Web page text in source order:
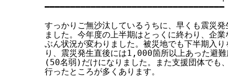
━━━━━━━━━━━━━━━━━━━━━━━━━━━━━━━━━━━
すっかりご無沙汰しているうちに、早くも震災
ました。今年度の上半期はとっくに終わり、企
ぶん状況が変わりました。被災地でも下半期入
り、震災発生直後には1,000箇所以上あった避
(50名弱)だけになりました。また支援団体でも
行ったところが多くあります。